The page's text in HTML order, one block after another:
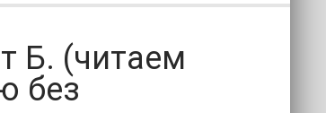
Б. (читаем
без